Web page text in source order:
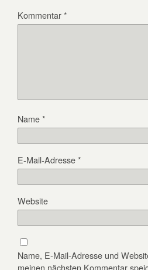
Kommentar*
Name*
E-Mail-Adresse*
Website
Name, E-Mail-Adresse und
meinen nächsten Kommentar